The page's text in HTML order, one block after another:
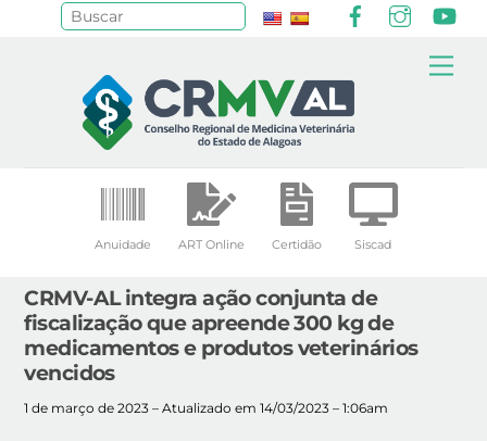
Anuidade ART Online Certidão Siscad
CRMV-AL integra ação conjunta de
fiscalização que apreende 300 kg de
medicamentos e produtos veterinários
vencidos
1 de março de 2023 – Atualizado em 14/03/2023 – 1:06am